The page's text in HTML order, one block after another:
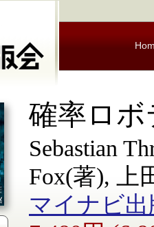
確率ロ
Sebastian
Fox(著), 上
マイナビ出